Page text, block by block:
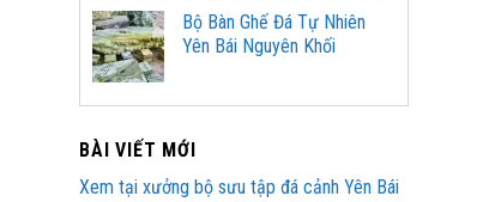
Bộ Bàn Ghế Đá Tự Nhiên
Yên Bái Nguyên Khối
BÀI VIẾT MỚI
Xem tại xưởng bộ sưu tập đá cảnh Yên Bái